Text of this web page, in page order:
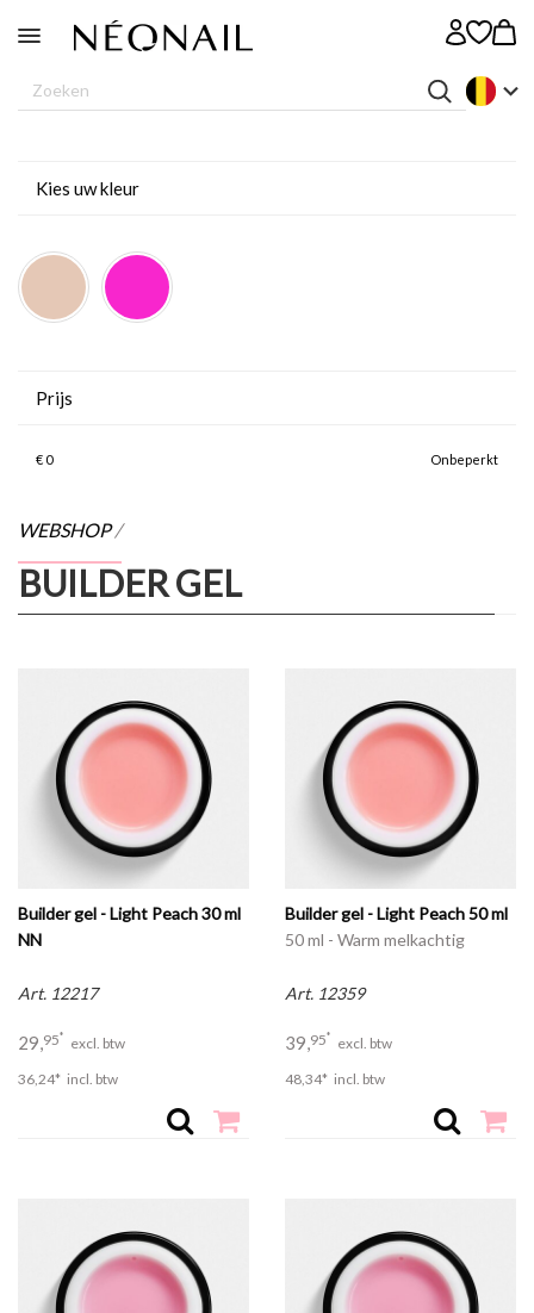
Kies uw kleur
Prijs
€ 0 Onbeperkt
WEBSHOP/
BUILDER GEL
Builder gel - Light Peach 30 ml
NN
perzikroze buildergel
Art. 12217
29,95*
excl. btw
36, 24* incl. btw
Builder gel - Light Peach 50 ml
50 ml - Warm melkachtig
Art. 12359
39,95*
excl. btw
48, 34* incl. btw